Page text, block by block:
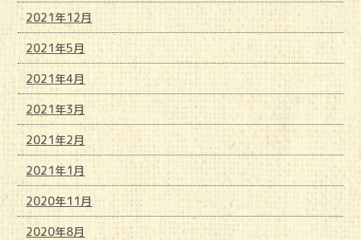
2021年12月
2021年5月
2021年4月
2021年3月
2021年2月
2021年1月
2020年11月
2020年8月